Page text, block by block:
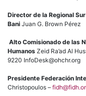
Director de la Regional
Bani Juan G. Brown Pérez
Alto Comisionado de las
Humanos Zeid Ra’ad Al
9220 InfoDesk@ohchr.org
Presidente Federación
Christopoulos –